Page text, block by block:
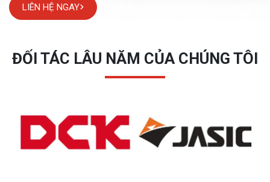
LIÊN HỆ NGAY
ĐỐI TÁC LÂU NĂM CỦA CHÚNG TÔI